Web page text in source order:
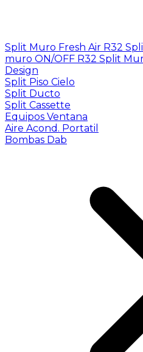
Split Muro Fresh Air R32
muro ON/OFF R32 Split
Design
Split Piso Cielo
Split Ducto
Split Cassette
Equipos Ventana
Aire Acond. Portatil
Bombas Dab